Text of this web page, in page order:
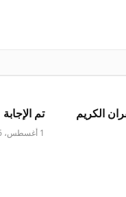
الكريم
تم
1 أغسطس، 2026